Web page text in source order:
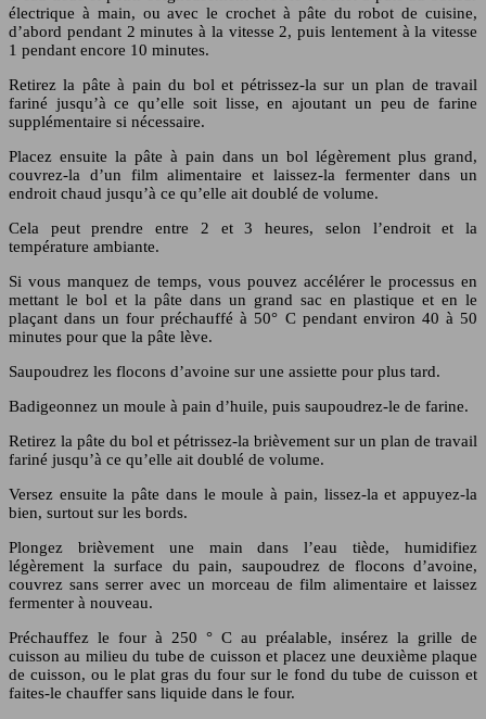
électrique à main, ou avec le crochet à pâte du robot de cuisine,
d’abord pendant 2 minutes à la vitesse 2, puis lentement à la vitesse
1 pendant encore 10 minutes.
Retirez la pâte à pain du bol et pétrissez-la sur un plan de travail
fariné jusqu’à ce qu’elle soit lisse, en ajoutant un peu de farine
supplémentaire si nécessaire.
Placez ensuite la pâte à pain dans un bol légèrement plus grand,
couvrez-la d’un film alimentaire et laissez-la fermenter dans un
endroit chaud jusqu’à ce qu’elle ait doublé de volume.
Cela peut prendre entre 2 et 3 heures, selon l’endroit et la
température ambiante.
Si vous manquez de temps, vous pouvez accélérer le processus en
mettant le bol et la pâte dans un grand sac en plastique et en le
plaçant dans un four préchauffé à 50° C pendant environ 40 à 50
minutes pour que la pâte lève.
Saupoudrez les flocons d’avoine sur une assiette pour plus tard.
Badigeonnez un moule à pain d’huile, puis saupoudrez-le de farine.
Retirez la pâte du bol et pétrissez-la brièvement sur un plan de travail
fariné jusqu’à ce qu’elle ait doublé de volume.
Versez ensuite la pâte dans le moule à pain, lissez-la et appuyez-la
bien, surtout sur les bords.
Plongez brièvement une main dans l’eau tiède, humidifiez
légèrement la surface du pain, saupoudrez de flocons d’avoine,
couvrez sans serrer avec un morceau de film alimentaire et laissez
fermenter à nouveau.
Préchauffez le four à 250 ° C au préalable, insérez la grille de
cuisson au milieu du tube de cuisson et placez une deuxième plaque
de cuisson, ou le plat gras du four sur le fond du tube de cuisson et
faites-le chauffer sans liquide dans le four.